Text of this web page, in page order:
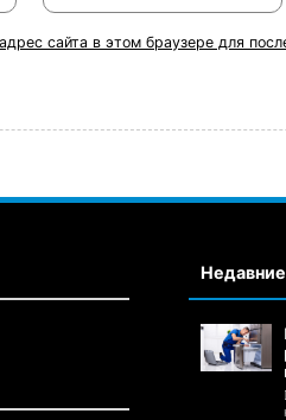
сайта в этом браузере для